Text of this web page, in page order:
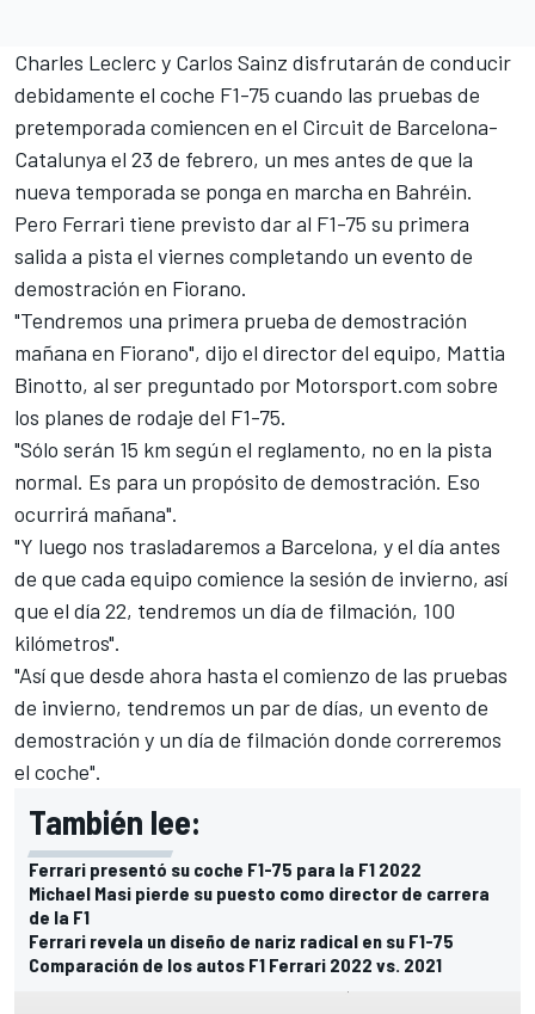
Charles Leclerc y Carlos Sainz disfrutarán de conducir
debidamente el coche F1-75 cuando las pruebas de
pretemporada comiencen en el Circuit de Barcelona-
Catalunya el 23 de febrero, un mes antes de que la
nueva temporada se ponga en marcha en Bahréin.
Pero Ferrari tiene previsto dar al F1-75 su primera
salida a pista el viernes completando un evento de
demostración en Fiorano.
"Tendremos una primera prueba de demostración
mañana en Fiorano", dijo el director del equipo, Mattia
Binotto, al ser preguntado por Motorsport.com sobre
los planes de rodaje del F1-75.
"Sólo serán 15 km según el reglamento, no en la pista
normal. Es para un propósito de demostración. Eso
ocurrirá mañana".
"Y luego nos trasladaremos a Barcelona, y el día antes
de que cada equipo comience la sesión de invierno, así
que el día 22, tendremos un día de filmación, 100
kilómetros".
"Así que desde ahora hasta el comienzo de las pruebas
de invierno, tendremos un par de días, un evento de
demostración y un día de filmación donde correremos
el coche".
También lee:
Ferrari presentó su coche F1-75 para la F1 2022
Michael Masi pierde su puesto como director de carrera
de la F1
Ferrari revela un diseño de nariz radical en su F1-75
Comparación de los autos F1 Ferrari 2022 vs. 2021